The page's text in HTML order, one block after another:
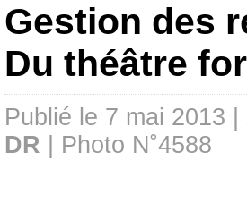
Gestion des
Du théâtre
Publié le 7 mai 2013 |
DR | Photo N˚4588